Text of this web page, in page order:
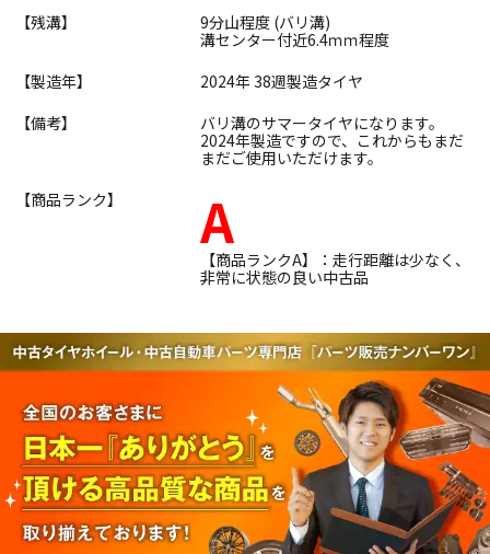
【残溝】
9分山程度 (バリ溝)
溝センター付近6.4ｍｍ程度
【製造年】
2024年 38週製造タイヤ
【備考】
バリ溝のサマータイヤになります。
2024年製造ですので、これからもまだ
まだご使用いただけます。
【商品ランク】
A
【商品ランクA】：走行距離は少なく、
非常に状態の良い中古品